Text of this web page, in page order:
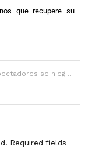
que recupere su
Los espectadores se niegan a ver la tan esperada nueva temporada de ‘Yellowstone’: esta es la razón
Required fields